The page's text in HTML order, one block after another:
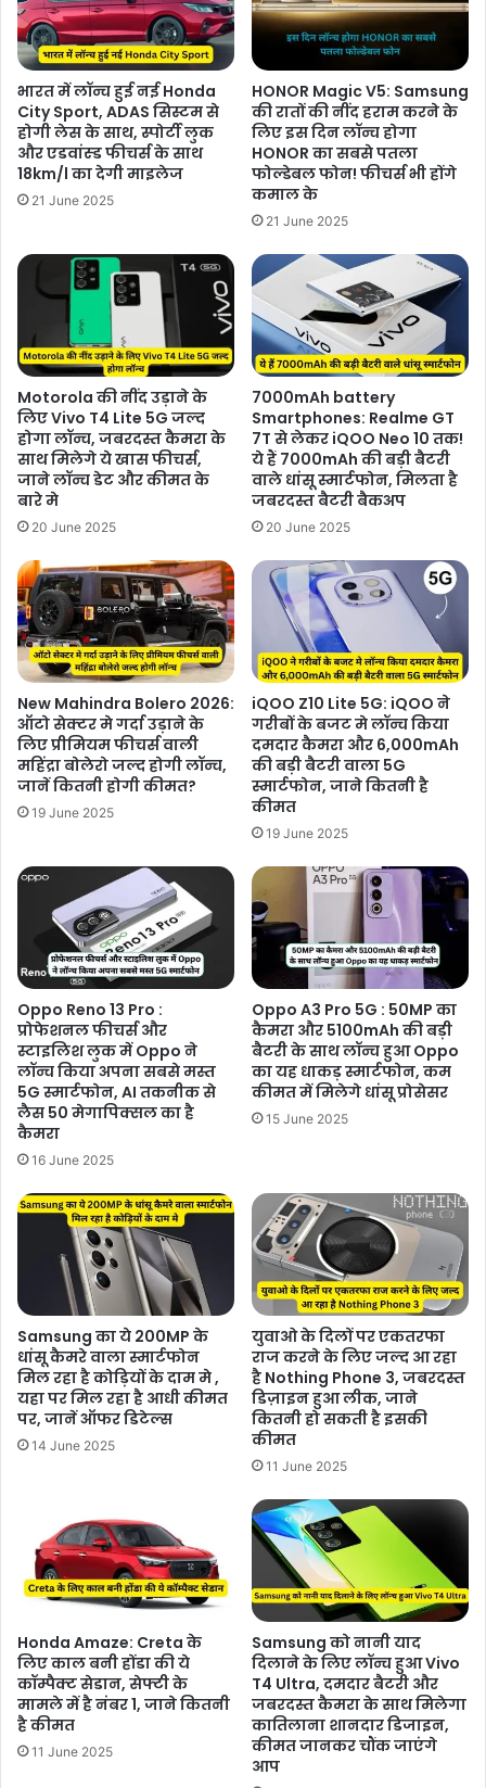
भारत में लॉन्च हुई नई Honda
City Sport, ADAS सिस्टम से
होगी लेस के साथ, स्पोर्टी लुक
और एडवांस्ड फीचर्स के साथ
18km/l का देगी माइलेज
21 June 2025
HONOR Magic V5: Samsung
की रातों की नींद हराम करने के
लिए इस दिन लॉन्च होगा
HONOR का सबसे पतला
फोल्डेबल फोन! फीचर्स भी होंगे
कमाल के
21 June 2025
Motorola की नींद उड़ाने के
लिए Vivo T4 Lite 5G जल्द
होगा लॉन्च, जबरदस्त कैमरा के
साथ मिलेगे ये खास फीचर्स,
जाने लॉन्च डेट और कीमत के
बारे मे
20 June 2025
7000mAh battery
Smartphones: Realme GT
7T से लेकर iQOO Neo 10 तक!
ये हैं 7000mAh की बड़ी बैटरी
वाले धांसू स्मार्टफोन, मिलता है
जबरदस्त बैटरी बैकअप
20 June 2025
New Mahindra Bolero 2026:
ऑटो सेक्टर मे गर्दा उड़ाने के
लिए प्रीमियम फीचर्स वाली
महिंद्रा बोलेरो जल्द होगी लॉन्च,
जानें कितनी होगी कीमत?
19 June 2025
iQOO Z10 Lite 5G: iQOO ने
गरीबों के बजट मे लॉन्च किया
दमदार कैमरा और 6,000mAh
की बड़ी बैटरी वाला 5G
स्मार्टफोन, जाने कितनी है
कीमत
19 June 2025
Oppo Reno 13 Pro :
प्रोफेशनल फीचर्स और
स्टाइलिश लुक में Oppo ने
लॉन्च किया अपना सबसे मस्त
5G स्मार्टफोन, AI तकनीक से
लैस 50 मेगापिक्सल का है
कैमरा
16 June 2025
Oppo A3 Pro 5G : 50MP का
कैमरा और 5100mAh की बड़ी
बैटरी के साथ लॉन्च हुआ Oppo
का यह धाकड़ स्मार्टफोन, कम
कीमत में मिलेगे धांसू प्रोसेसर
15 June 2025
Samsung का ये 200MP के
धांसू कैमरे वाला स्मार्टफोन
मिल रहा है कोड़ियों के दाम मे ,
यहा पर मिल रहा है आधी कीमत
पर, जानें ऑफर डिटेल्स
14 June 2025
युवाओ के दिलों पर एकतरफा
राज करने के लिए जल्द आ रहा
है Nothing Phone 3, जबरदस्त
डिज़ाइन हुआ लीक, जाने
कितनी हो सकती है इसकी
कीमत
11 June 2025
Honda Amaze: Creta के
लिए काल बनी होंडा की ये
कॉम्पैक्ट सेडान, सेफ्टी के
मामले में है नंबर 1, जाने कितनी
है कीमत
11 June 2025
Samsung को नानी याद
दिलाने के लिए लॉन्च हुआ Vivo
T4 Ultra, दमदार बैटरी और
जबरदस्त कैमरा के साथ मिलेगा
कातिलाना शानदार डिजाइन,
कीमत जानकर चौंक जाएंगे
आप